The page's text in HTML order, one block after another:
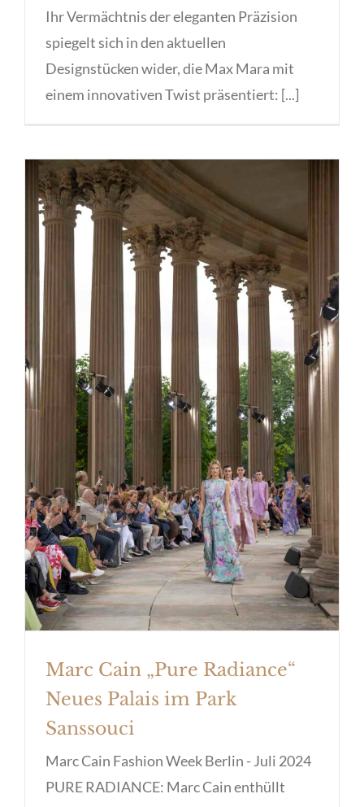
Ihr Vermächtnis der eleganten Präzision
spiegelt sich in den aktuellen
Designstücken wider, die Max Mara mit
einem innovativen Twist präsentiert: [...]
Marc Cain „Pure Radiance“ Neues
Palais im Park Sanssouci
Marc Cain „Pure Radiance“
Neues Palais im Park
Sanssouci
Marc Cain Fashion Week Berlin - Juli 2024
PURE RADIANCE: Marc Cain enthüllt